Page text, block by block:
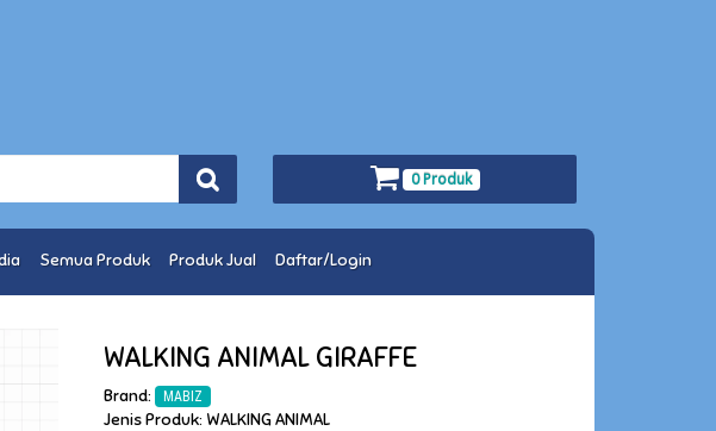
0 Produk
Semua Produk Produk Jual Daftar/Login
WALKING ANIMAL GIRAFFE
Brand: MABIZ
Jenis Produk: WALKING ANIMAL